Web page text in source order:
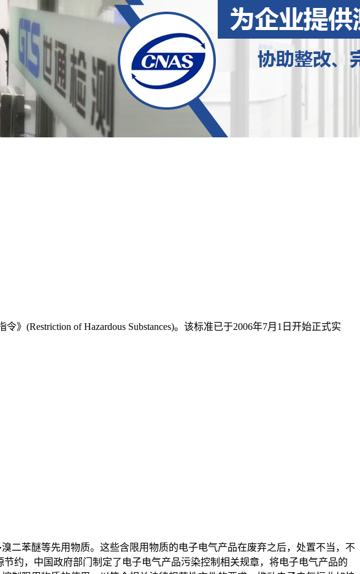
(Restriction of Hazardous Substances)。该标准已于2006年7月1日开始正式实
二苯醚等先用物质。这些含限用物质的电子电气产品在废弃之后，处置不当，不
约，中国政府部门制定了电子电气产品污染控制相关规章，将电子电气产品的